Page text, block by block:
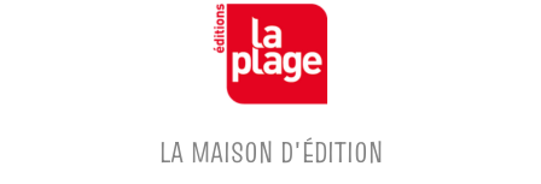
LA MAISON D'ÉDITION